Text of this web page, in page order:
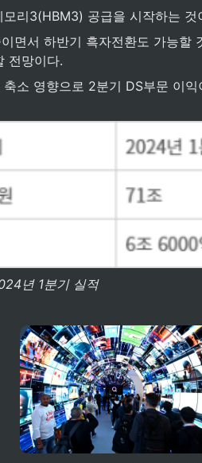
리3(HBM3) 공급을 시작하는
면서 하반기 흑자전환도 가능
전망이다.
소 영향으로 2분기 DS부문 이
년 1분기 실적